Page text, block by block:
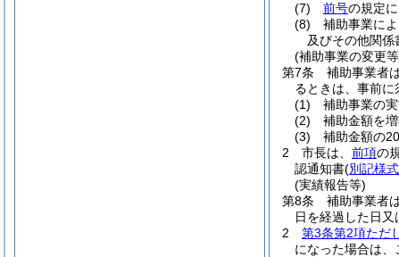
(7)
前号の規定
(8)
補助事業に
及びその他関係
(補助事業の変更
第7条
補助事業者
るときは、事前
(1)
補助事業の
(2)
補助金額を
(3)
補助金額の
2
市長は、 前項の
認通知書(別記様
(実績報告等)
第8条
補助事業者
日を経過した日
2
第3条第2項ただ
になった場合は、